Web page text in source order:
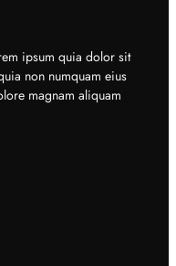
ipsum quia dolor sit
non numquam eius
magnam aliquam